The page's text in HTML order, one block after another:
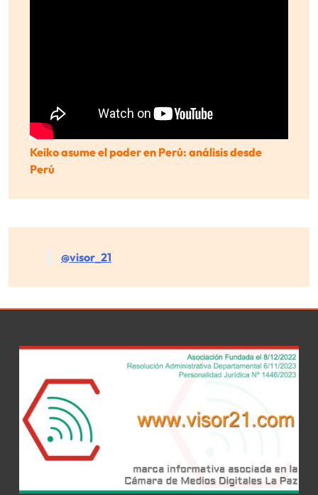
Keiko asume el poder en Perú: análisis desde
Perú
@visor_21